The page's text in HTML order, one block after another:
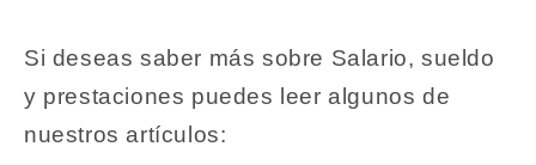
Si deseas saber más sobre Salario, sueldo
y prestaciones puedes leer algunos de
nuestros artículos: